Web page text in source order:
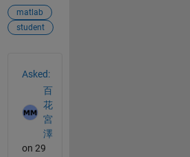
matlab
student
Asked:
百
花
宮
澤
on 29